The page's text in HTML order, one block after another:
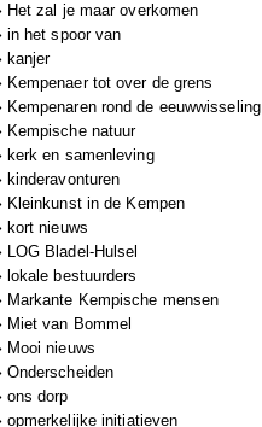
Het zal je maar overkomen
in het spoor van
kanjer
Kempenaer tot over de grens
Kempenaren rond de eeuwwisseling
Kempische natuur
kerk en samenleving
kinderavonturen
Kleinkunst in de Kempen
kort nieuws
LOG Bladel-Hulsel
lokale bestuurders
Markante Kempische mensen
Miet van Bommel
Mooi nieuws
Onderscheiden
ons dorp
opmerkelijke initiatieven